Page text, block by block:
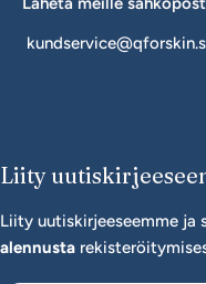
Liity
Liity uutiskirjeeseemme ja
alennusta